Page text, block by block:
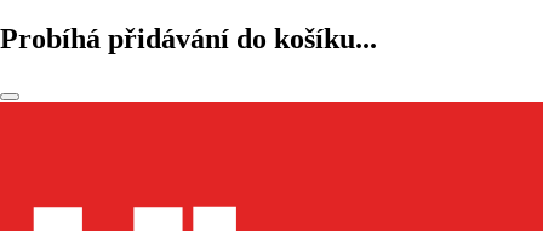
Probíhá přidávání do košíku...